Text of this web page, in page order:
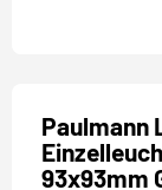
Paulmann
93x93mm